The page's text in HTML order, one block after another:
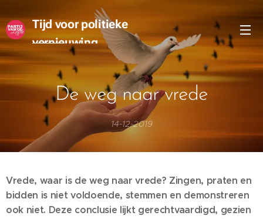
Tijd voor politieke
vernieuwing
De weg naar vrede
14-12-2019
Vrede, waar is de weg naar vrede? Zingen, praten en
bidden is niet voldoende, stemmen en demonstreren
ook niet. Deze conclusie lijkt gerechtvaardigd, gezien